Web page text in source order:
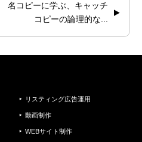
名コピーに学ぶ、キャッチ
コピーの論理的な...
リスティング広告運用
動画制作
WEBサイト制作